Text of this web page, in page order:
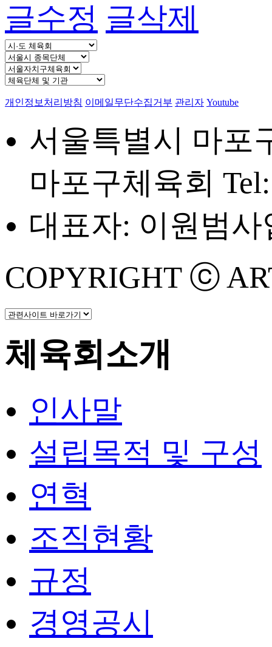
글수정 글삭제
개인정보처리방침 이메일무단수집거부 관리자 Youtube
서울특별시 마포
마포구체육회
대표자: 이원범사
COPYRIGHT ⓒ
체육회소개
인사말
설립목적 및 구성
연혁
조직현황
규정
경영공시